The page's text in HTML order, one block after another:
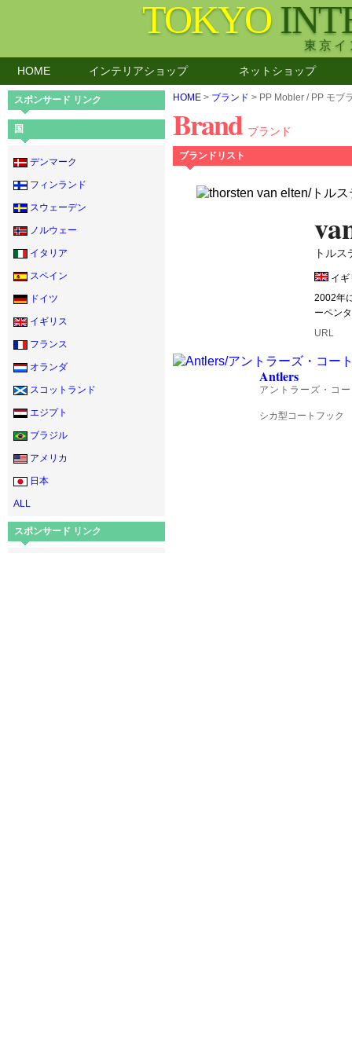
TOKYO
東京イ
HOME インテリアショップ ネットショップ
スポンサード リンク
国
デンマーク
フィンランド
スウェーデン
ノルウェー
イタリア
スペイン
ドイツ
イギリス
フランス
オランダ
スコットランド
エジプト
ブラジル
アメリカ
日本
ALL
スポンサード リンク
HOME > ブランド > PP Mobler / PP モブ
Brand ブランド
ブランドリスト
トル
イギ
2002年
ーペン
URL
Antlers
アントラーズ・コ
シカ型コートフック